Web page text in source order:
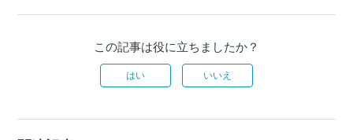
この記事は役に立ちましたか？
はい いいえ